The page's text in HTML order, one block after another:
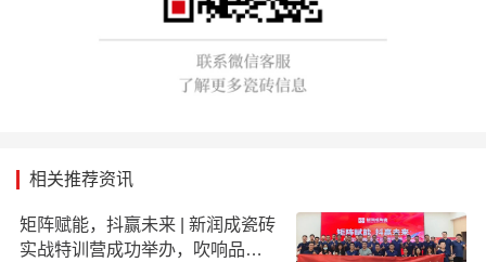
相关推荐资讯
矩阵赋能，抖赢未来 | 新润成瓷砖
实战特训营成功举办，吹响品牌